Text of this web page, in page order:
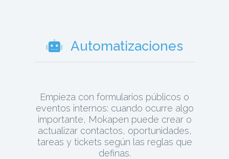
Automatizaciones
Empieza con formularios públicos o
eventos internos: cuando ocurre algo
importante, Mokapen puede crear o
actualizar contactos, oportunidades,
tareas y tickets según las reglas que
definas.